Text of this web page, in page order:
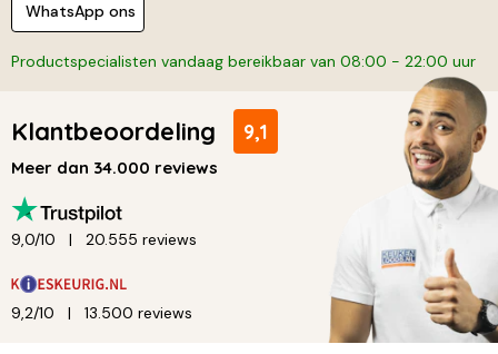
WhatsApp ons
Productspecialisten vandaag bereikbaar van 08:00 - 22:00 uur
Klantbeoordeling 9,1
Meer dan 34.000 reviews
9,0/10 20.555 reviews
9,2/10 13.500 reviews